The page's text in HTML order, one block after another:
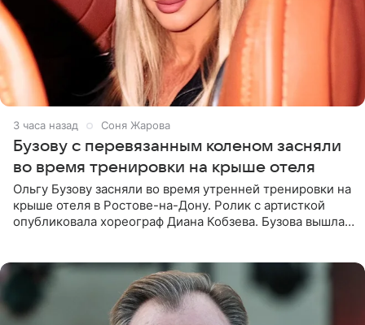
3 часа назад Соня Жарова
Бузову с перевязанным коленом засняли
во время тренировки на крыше отеля
Ольгу Бузову засняли во время утренней тренировки на
крыше отеля в Ростове-на-Дону. Ролик с артисткой
опубликовала хореограф Диана Кобзева. Бузова вышла